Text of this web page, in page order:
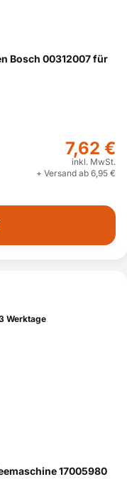
Bosch 00312007 für
7,62 €
inkl. MwSt.
+ Versand ab 6,95 €
Werktage
17005980